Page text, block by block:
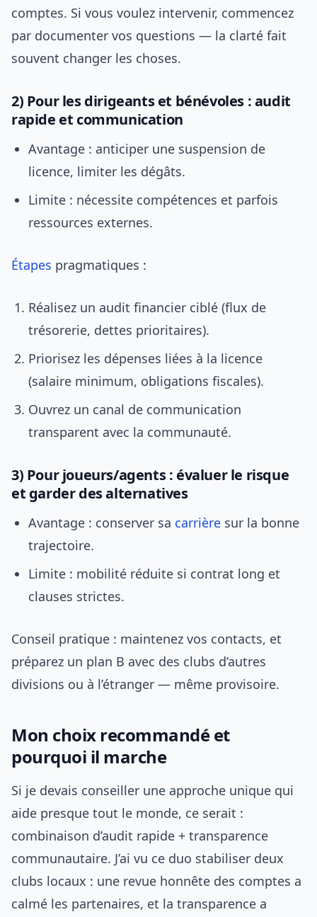
comptes. Si vous voulez intervenir, commencez
par documenter vos questions — la clarté fait
souvent changer les choses.
2) Pour les dirigeants et bénévoles : audit
rapide et communication
Avantage : anticiper une suspension de
licence, limiter les dégâts.
Limite : nécessite compétences et parfois
ressources externes.
Étapes pragmatiques :
Réalisez un audit financier ciblé (flux de
trésorerie, dettes prioritaires).
Priorisez les dépenses liées à la licence
(salaire minimum, obligations fiscales).
Ouvrez un canal de communication
transparent avec la communauté.
3) Pour joueurs/agents : évaluer le risque
et garder des alternatives
Avantage : conserver sa carrière sur la bonne
trajectoire.
Limite : mobilité réduite si contrat long et
clauses strictes.
Conseil pratique : maintenez vos contacts, et
préparez un plan B avec des clubs d’autres
divisions ou à l’étranger — même provisoire.
Mon choix recommandé et
pourquoi il marche
Si je devais conseiller une approche unique qui
aide presque tout le monde, ce serait :
combinaison d’audit rapide + transparence
communautaire. J’ai vu ce duo stabiliser deux
clubs locaux : une revue honnête des comptes a
calmé les partenaires, et la transparence a